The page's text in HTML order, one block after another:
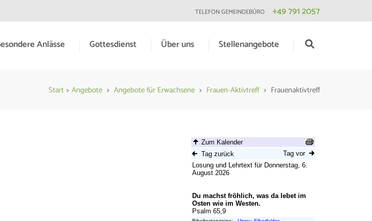
TELEFON GEMEINDEBÜRO +49 791 2057
Anlässe Gottesdienst Über uns Stellenangebote
Start > Angebote > Angebote für Erwachsene > Frauen-Aktivtreff > Frauenaktivtreff